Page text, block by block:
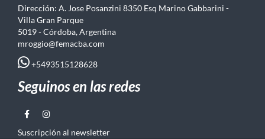
Dirección: A. Jose Posanzini 8350 Esq Marino Gabbarini -
Villa Gran Parque
5019 - Córdoba, Argentina
mroggio@femacba.com
+5493515128628
Seguinos en las redes
Suscripción al newsletter